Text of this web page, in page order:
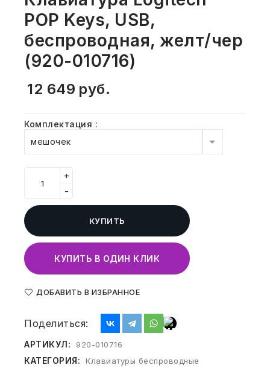
ХОЗТОВАРЫ И ХИМИЯ
ПОДАРКИ И СУВЕНИРЫ
ШКОЛА И ТВОРЧЕСТВО
МЕБЕЛЬ
МЕБЕЛЬ
МЕДИЦИНСКИЕ ТОВАРЫ
(СИЗ)
РАБОЧАЯ ОДЕЖДА И СИЗ
ТОВАРЫ ДЛЯ МЕДИЦИНЫ
ДОМ И САД
ОФИС
РАЗВИВАЮЩЕЕ ОБОРУДОВАНИЕ
СВОБОДНЫЙ ОСТАТОК ТОВАРА
POP Keys, USB,
беспроводная, желт/чер
(920-010716)
12 649 руб.
Комплектация :
мешочек
+
-
КУПИТЬ
КУПИТЬ В ОДИН КЛИК
ДОБАВИТЬ В ИЗБРАННОЕ
Поделиться:
АРТИКУЛ: 920-010716
КАТЕГОРИЯ: Клавиатуры беспроводные